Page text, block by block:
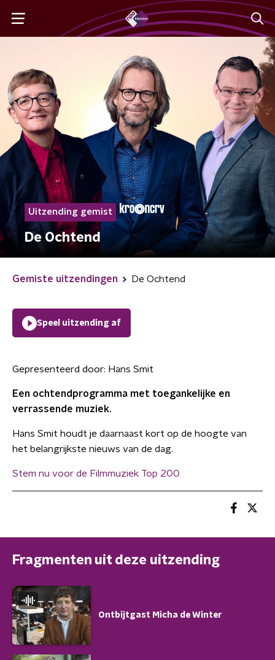
Uitzending gemist
De Ochtend
Gemiste uitzendingen De Ochtend
Speel uitzending af
Gepresenteerd door: Hans Smit
Een ochtendprogramma met toegankelijke en
verrassende muziek.
Hans Smit houdt je daarnaast kort op de hoogte van
het belangrijkste nieuws van de dag.
Stem nu voor de Filmmuziek Top 200
Fragmenten uit deze uitzending
Ontbijtgast Micha de Winter